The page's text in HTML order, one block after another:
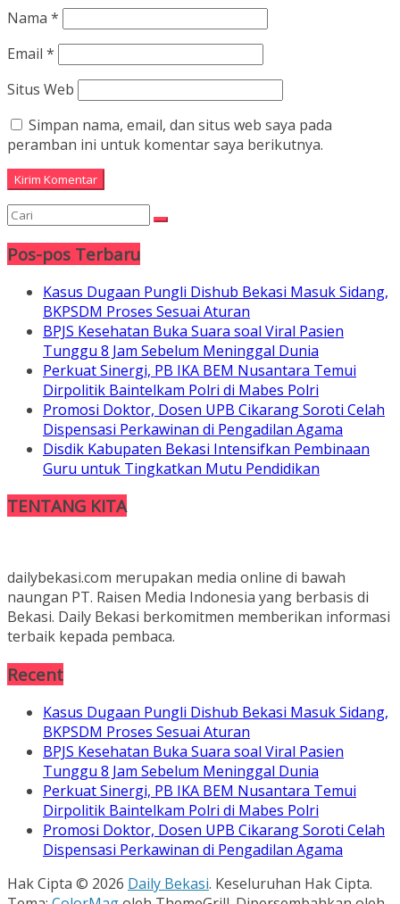
Nama *
Email *
Situs Web
Simpan nama, email, dan situs web saya pada
peramban ini untuk komentar saya berikutnya.
Pos-pos Terbaru
Kasus Dugaan Pungli Dishub Bekasi Masuk Sidang,
BKPSDM Proses Sesuai Aturan
BPJS Kesehatan Buka Suara soal Viral Pasien
Tunggu 8 Jam Sebelum Meninggal Dunia
Perkuat Sinergi, PB IKA BEM Nusantara Temui
Dirpolitik Baintelkam Polri di Mabes Polri
Promosi Doktor, Dosen UPB Cikarang Soroti Celah
Dispensasi Perkawinan di Pengadilan Agama
Disdik Kabupaten Bekasi Intensifkan Pembinaan
Guru untuk Tingkatkan Mutu Pendidikan
TENTANG KITA
dailybekasi.com merupakan media online di bawah
naungan PT. Raisen Media Indonesia yang berbasis di
Bekasi. Daily Bekasi berkomitmen memberikan informasi
terbaik kepada pembaca.
Recent
Kasus Dugaan Pungli Dishub Bekasi Masuk Sidang,
BKPSDM Proses Sesuai Aturan
BPJS Kesehatan Buka Suara soal Viral Pasien
Tunggu 8 Jam Sebelum Meninggal Dunia
Perkuat Sinergi, PB IKA BEM Nusantara Temui
Dirpolitik Baintelkam Polri di Mabes Polri
Promosi Doktor, Dosen UPB Cikarang Soroti Celah
Dispensasi Perkawinan di Pengadilan Agama
Hak Cipta © 2026 Daily Bekasi. Keseluruhan Hak Cipta.